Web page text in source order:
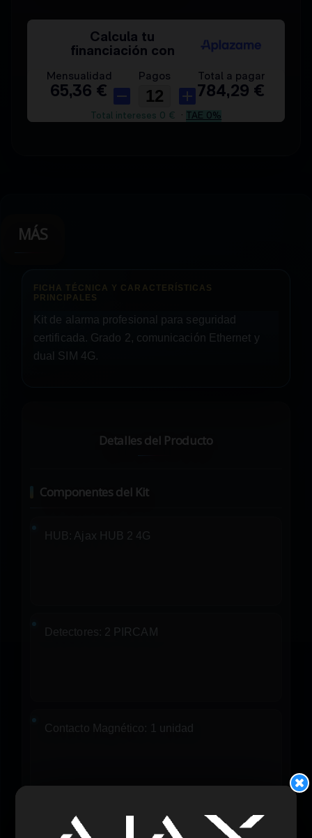
MÁS
Kit de alarma profesional para seguridad
certificada. Grado 2, comunicación Ethernet y
dual SIM 4G.
Detalles del Producto
Componentes del Kit
HUB: Ajax HUB 2 4G
Detectores: 2 PIRCAM
Contacto Magnético: 1 unidad
Mando:1 unidad